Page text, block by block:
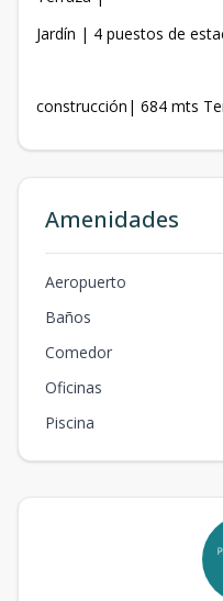
Jardín | 4 puestos de
construcción| 684 mts
Amenidades
Aeropuerto
Baños
Comedor
Oficinas
Piscina